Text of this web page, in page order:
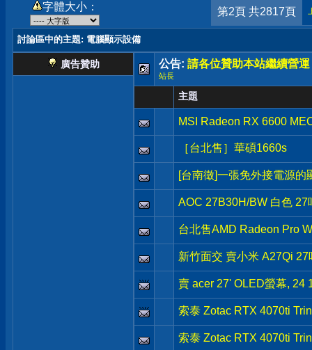
字體大小： 第2頁 共2817頁
討論區中的主題: 電腦顯示設備
廣告贊助 公告: 請各位贊助本站繼續營運
站長
主題
MSI Radeon RX 6600
［台北售］華碩1660s
[台南徵]一張免外接電源的
AOC 27B30H/BW 白色 27
台北售AMD Radeon Pro
新竹面交 賣小米 A27Qi
賣 acer 27' OLED螢幕, 24
索泰 Zotac RTX 4070ti
索泰 Zotac RTX 4070ti